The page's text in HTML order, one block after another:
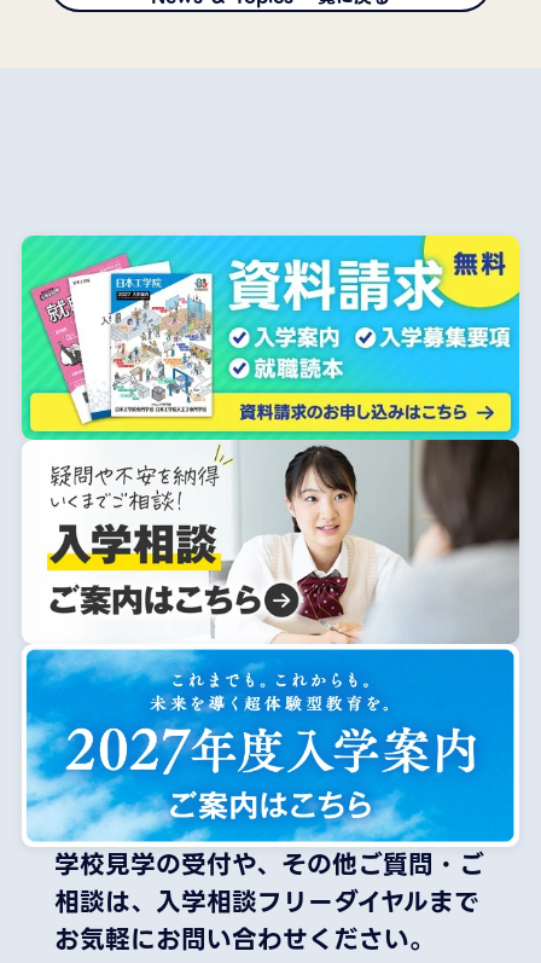
学校見学の受付や、その他ご質問・ご
相談は、 入学相談フリーダイヤルまで
お気軽にお問い合わせください。